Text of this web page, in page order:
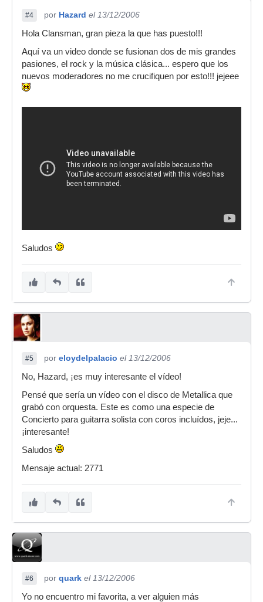
#4 por Hazard el 13/12/2006
Hola Clansman, gran pieza la que has puesto!!!
Aquí va un video donde se fusionan dos de mis grandes
pasiones, el rock y la música clásica... espero que los
nuevos moderadores no me crucifiquen por esto!!! jejeee
Saludos
#5 por eloydelpalacio el 13/12/2006
No, Hazard, ¡es muy interesante el vídeo!
Pensé que sería un vídeo con el disco de Metallica que
grabó con orquesta. Este es como una especie de
Concierto para guitarra solista con coros incluídos, jeje...
¡interesante!
Saludos
Mensaje actual: 2771
#6 por quark el 13/12/2006
Yo no encuentro mi favorita, a ver alguien más